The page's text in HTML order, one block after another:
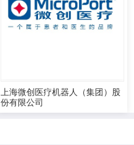
上海微创医疗机器人（集团）股
份有限公司